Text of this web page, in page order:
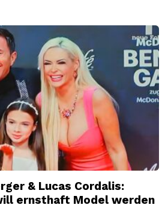
& Lucas Cordalis:
ernsthaft Model werden